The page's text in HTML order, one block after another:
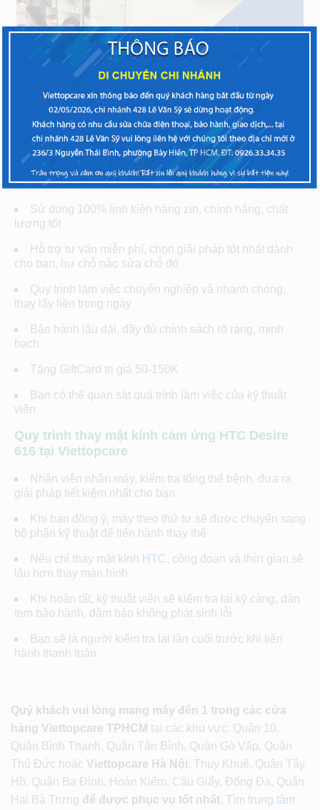
Bạn sẽ hài lòng khi đến Viettopcare
Sử dụng 100% linh kiện hàng zin, chính hãng, chất
lượng tốt
Hỗ trợ tư vấn miễn phí, chọn giải pháp tốt nhất dành
cho bạn, hư chỗ nào sửa chỗ đó
Quy trình làm việc chuyên nghiệp và nhanh chóng,
thay lấy liền trong ngày
Bảo hành lâu dài, đầy đủ chính sách rõ ràng, minh
bạch
Tặng GiftCard trị giá 50-150K
Bạn có thể quan sát quá trình làm việc của kỹ thuật
viên
Quy trình thay mặt kính cảm ứng HTC Desire
616 tại Viettopcare
Nhân viên nhận máy, kiểm tra tổng thể bệnh, đưa ra
giải pháp tiết kiệm nhất cho bạn
Khi bạn đồng ý, máy theo thứ tự sẽ được chuyển sang
bộ phận kỹ thuật để tiến hành thay thế
Nếu chỉ thay mặt kính HTC, công đoạn và thời gian sẽ
lâu hơn thay màn hình
Khi hoàn tất, kỹ thuật viên sẽ kiểm tra lại kỹ càng, dán
tem bảo hành, đảm bảo không phát sinh lỗi
Bạn sẽ là người kiểm tra lại lần cuối trước khi tiến
hành thanh toán.
Quý khách vui lòng mang máy đến 1 trong các cửa
hàng Viettopcare TPHCM tại các khu vực: Quận 10,
Quận Bình Thạnh, Quận Tân Bình, Quận Gò Vấp, Quận
Thủ Đức hoặc Viettopcare Hà Nội: Thụy Khuê, Quận Tây
Hồ, Quận Ba Đình, Hoàn Kiếm, Cầu Giấy, Đống Đa, Quận
Hai Bà Trưng để được phục vụ tốt nhất. Tìm trung tâm